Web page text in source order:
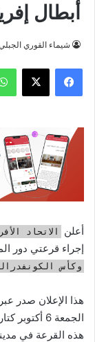
أبطال
شيماء القوري
فيسبوك ‫X
أعلن الاتحاد
إجراء قرعتي دور
وكأس
هذا الإعلان صدر
الجمعة 6
هذه القرعة في